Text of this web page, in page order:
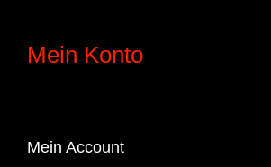
Mein Konto
Mein Account